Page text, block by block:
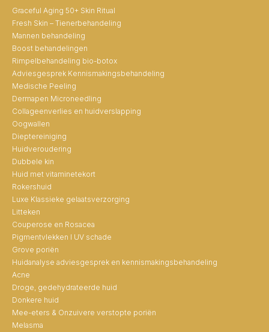
Graceful Aging 50+ Skin Ritual
Fresh Skin – Tienerbehandeling
Mannen behandeling
Boost behandelingen
Rimpelbehandeling bio-botox
Adviesgesprek Kennismakingsbehandeling
Medische Peeling
Dermapen Microneedling
Collageenverlies en huidverslapping
Oogwallen
Dieptereiniging
Huidveroudering
Dubbele kin
Huid met vitaminetekort
Rokershuid
Luxe Klassieke gelaatsverzorging
Litteken
Couperose en Rosacea
Pigmentvlekken I UV schade
Grove poriën
Huidanalyse adviesgesprek en kennismakingsbehandeling
Acne
Droge, gedehydrateerde huid
Donkere huid
Mee-eters & Onzuivere verstopte poriën
Melasma